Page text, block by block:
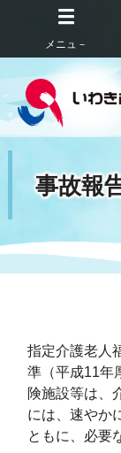
メニュ－
事故報
指定介護老人
準（平成11年
険施設等は、
には、速やか
ともに、必要